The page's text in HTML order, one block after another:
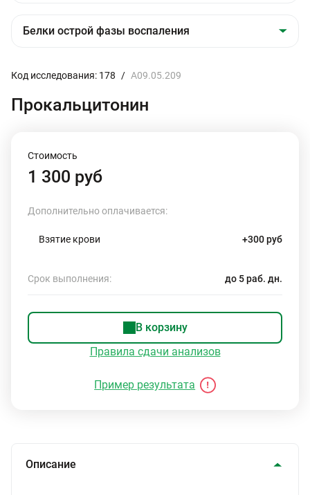
Код исследования: 178 / A09.05.209
Прокальцитонин
Стоимость
1 300 руб
Дополнительно оплачивается:
Взятие крови +300 руб
Срок выполнения: до 5 раб. дн.
В корзину
Правила сдачи анализов
Пример результата
Описание